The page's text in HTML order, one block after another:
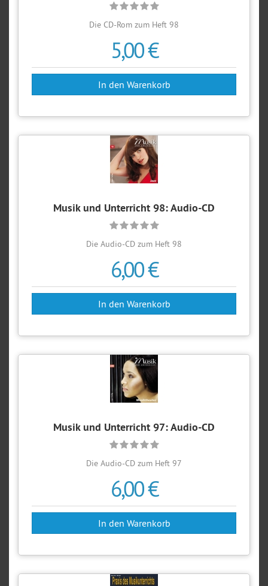
Die CD-Rom zum Heft 98
5,00 €
Musik und Unterricht 98: Audio-CD
Die Audio-CD zum Heft 98
6,00 €
Musik und Unterricht 97: Audio-CD
Die Audio-CD zum Heft 97
6,00 €